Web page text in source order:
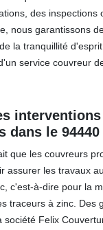
des inspections
nous garantissons
la tranquillité
service couvreur
dans le 94440
que les couvreurs
assurer les travaux
c'est-à-dire pour la
traceurs à zinc. Des
Felix